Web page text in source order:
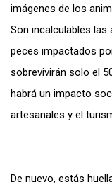
imágenes de los
Son incalculables
peces impactados
sobrevivirán solo el
habrá un impacto
artesanales y el
De nuevo, estás